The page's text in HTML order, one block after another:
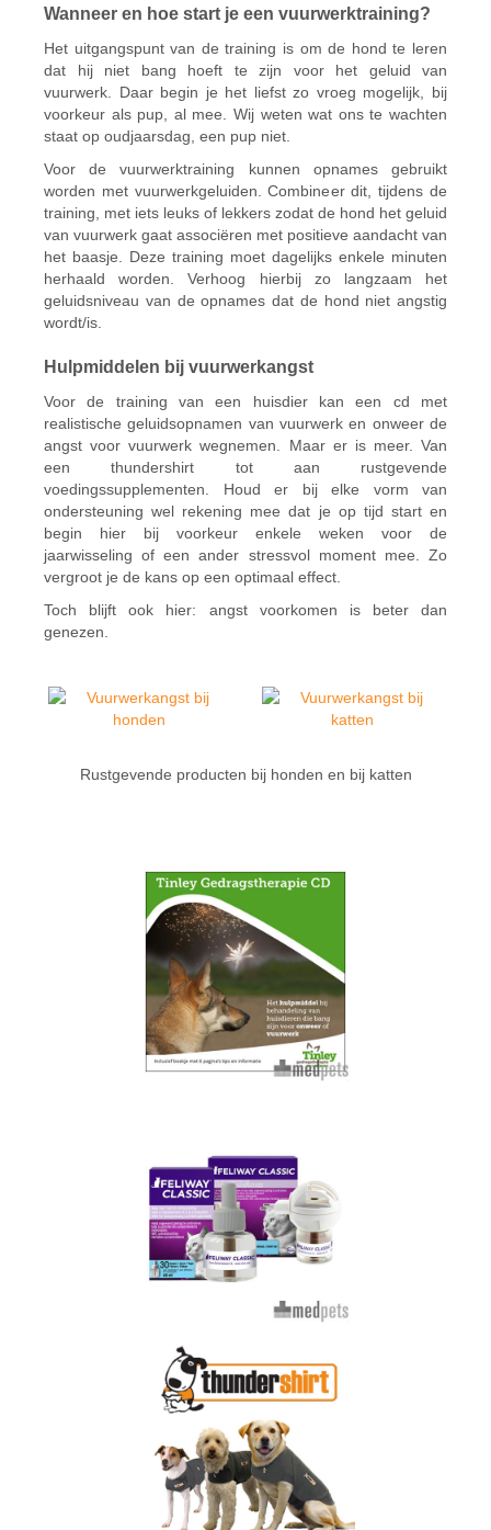
Wanneer en hoe start je een vuurwerktraining?
Het uitgangspunt van de training is om de hond te leren
dat hij niet bang hoeft te zijn voor het geluid van
vuurwerk. Daar begin je het liefst zo vroeg mogelijk, bij
voorkeur als pup, al mee. Wij weten wat ons te wachten
staat op oudjaarsdag, een pup niet.
Voor de vuurwerktraining kunnen opnames gebruikt
worden met vuurwerkgeluiden. Combineer dit, tijdens de
training, met iets leuks of lekkers zodat de hond het geluid
van vuurwerk gaat associëren met positieve aandacht van
het baasje. Deze training moet dagelijks enkele minuten
herhaald worden. Verhoog hierbij zo langzaam het
geluidsniveau van de opnames dat de hond niet angstig
wordt/is.
Hulpmiddelen bij vuurwerkangst
Voor de training van een huisdier kan een cd met
realistische geluidsopnamen van vuurwerk en onweer de
angst voor vuurwerk wegnemen. Maar er is meer. Van
een thundershirt tot aan rustgevende
voedingssupplementen. Houd er bij elke vorm van
ondersteuning wel rekening mee dat je op tijd start en
begin hier bij voorkeur enkele weken voor de
jaarwisseling of een ander stressvol moment mee. Zo
vergroot je de kans op een optimaal effect.
Toch blijft ook hier: angst voorkomen is beter dan
genezen.
Rustgevende producten bij honden en bij katten